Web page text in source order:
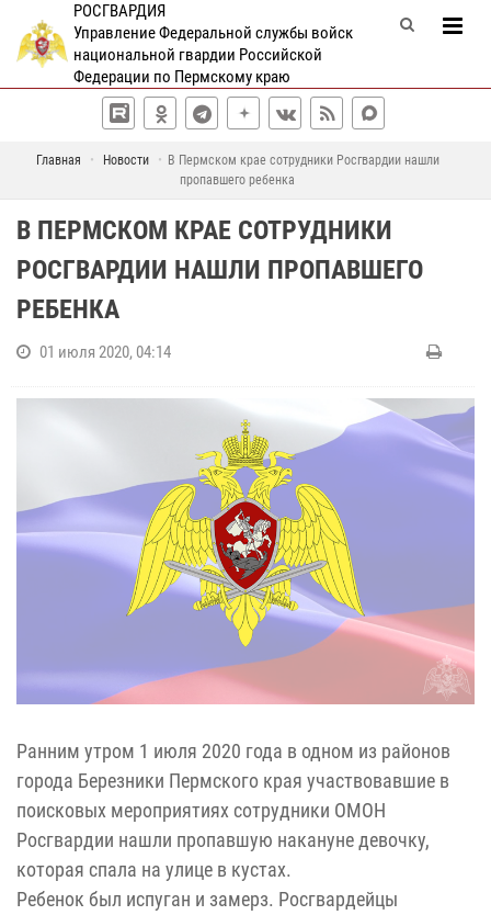
РОСГВАРДИЯ
Управление Федеральной службы войск
национальной гвардии Российской
Федерации по Пермскому краю
Главная Новости
В Пермском крае сотрудники Росгвардии нашли
пропавшего ребенка
В ПЕРМСКОМ КРАЕ СОТРУДНИКИ
РОСГВАРДИИ НАШЛИ ПРОПАВШЕГО
РЕБЕНКА
01 июля 2020, 04:14
Ранним утром 1 июля 2020 года в одном из районов
города Березники Пермского края участвовавшие в
поисковых мероприятиях сотрудники ОМОН
Росгвардии нашли пропавшую накануне девочку,
которая спала на улице в кустах.
Ребенок был испуган и замерз. Росгвардейцы